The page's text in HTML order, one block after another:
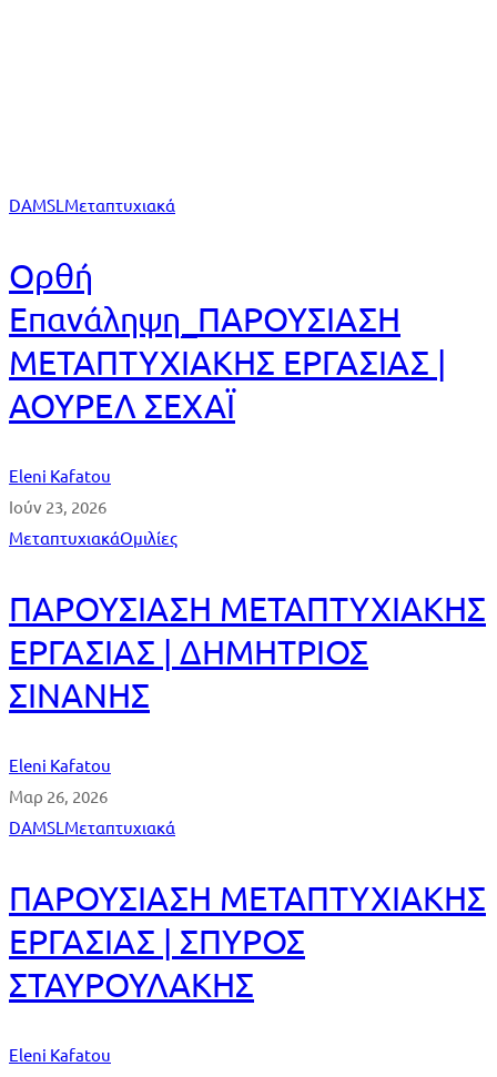
DAMSL Μεταπτυχιακά
Ορθή
Επανάληψη_ΠΑΡΟΥΣΙΑΣΗ
ΜΕΤΑΠΤΥΧΙΑΚΗΣ ΕΡΓΑΣΙΑΣ |
ΑΟΥΡΕΛ ΣΕΧΑΪ
Eleni Kafatou
Ιούν 23, 2026
ΜεταπτυχιακάΟμιλίες
ΠΑΡΟΥΣΙΑΣΗ ΜΕΤΑΠΤΥΧΙΑΚΗΣ
ΕΡΓΑΣΙΑΣ | ΔΗΜΗΤΡΙΟΣ
ΣΙΝΑΝΗΣ
Eleni Kafatou
Μαρ 26, 2026
DAMSL Μεταπτυχιακά
ΠΑΡΟΥΣΙΑΣΗ ΜΕΤΑΠΤΥΧΙΑΚΗΣ
ΕΡΓΑΣΙΑΣ | ΣΠΥΡΟΣ
ΣΤΑΥΡΟΥΛΑΚΗΣ
Eleni Kafatou